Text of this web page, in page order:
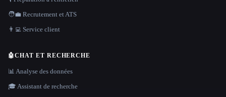
🧑‍💼 Recrutement et ATS
👨‍💻 Service client
🤖CHAT ET RECHERCHE
📊 Analyse des données
🎓 Assistant de recherche